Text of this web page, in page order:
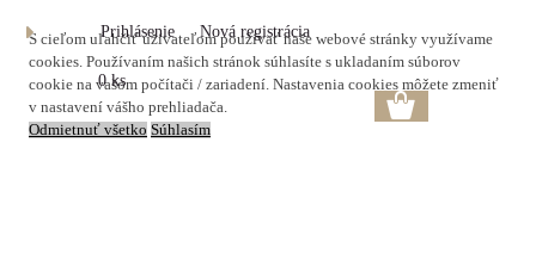
S cieľom uľahčiť užívateľom používať naše webové stránky využívame
cookies. Používaním našich stránok súhlasíte s ukladaním súborov
cookie na vašom počítači / zariadení. Nastavenia cookies môžete zmeniť
v nastavení vášho prehliadača.
Odmietnuť všetko Súhlasím
Prihlásenie Nová registrácia
0 ks